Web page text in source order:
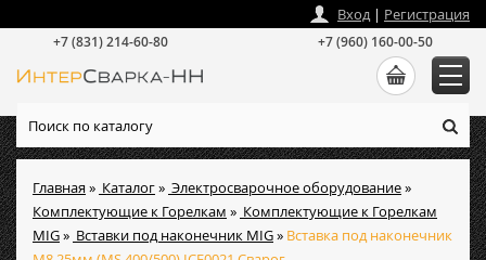
Главная» Каталог» Электросварочное оборудование»
Комплектующие к Горелкам » Комплектующие к Горелкам
MIG» Вставки под наконечник MIG» Вставка под наконечник
Вход| Регистрация
+7 (831) 214-60-80 +7 (960) 160-00-50